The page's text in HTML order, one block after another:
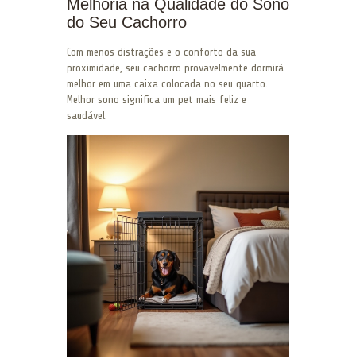
Melhoria na Qualidade do Sono
do Seu Cachorro
Com menos distrações e o conforto da sua
proximidade, seu cachorro provavelmente dormirá
melhor em uma caixa colocada no seu quarto.
Melhor sono significa um pet mais feliz e
saudável.